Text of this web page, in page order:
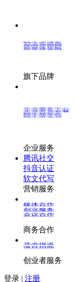
蜗牛派博客
创业加盟网
推呗营销网
新媒体导航
简单搜索网
旗下品牌
企业服务入驻
蜗牛精英会
蜗牛派会员
企业服务
腾讯社交
抖音认证
软文代写
营销服务
媒体合作
创业服务
会议合作
商务合作
寻求报道
项目招商
创业者服务
登录 | 注册